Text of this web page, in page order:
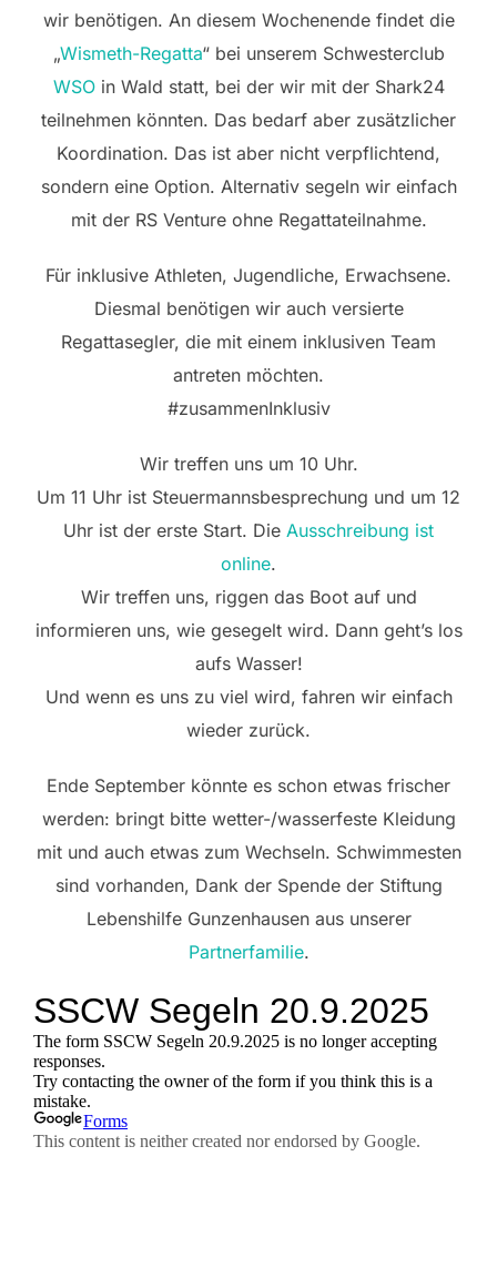
wir benötigen. An diesem Wochenende findet die
„Wismeth-Regatta“ bei unserem Schwesterclub
WSOin Wald statt, bei der wir mit der Shark24
teilnehmen könnten. Das bedarf aber zusätzlicher
Koordination. Das ist aber nicht verpflichtend,
sondern eine Option. Alternativ segeln wir einfach
mit der RS Venture ohne Regattateilnahme.
Für inklusive Athleten, Jugendliche, Erwachsene.
Diesmal benötigen wir auch versierte
Regattasegler, die mit einem inklusiven Team
antreten möchten.
#zusammenInklusiv
Wir treffen uns um 10 Uhr.
Um 11 Uhr ist Steuermannsbesprechung und um 12
Uhr ist der erste Start. Die Ausschreibung ist
online.
Wir treffen uns, riggen das Boot auf und
informieren uns, wie gesegelt wird. Dann geht’s los
aufs Wasser!
Und wenn es uns zu viel wird, fahren wir einfach
wieder zurück.
Ende September könnte es schon etwas frischer
werden: bringt bitte wetter-/wasserfeste Kleidung
mit und auch etwas zum Wechseln. Schwimmesten
sind vorhanden, Dank der Spende der Stiftung
Lebenshilfe Gunzenhausen aus unserer
Partnerfamilie.